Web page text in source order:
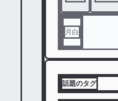
月白
話題のタグ